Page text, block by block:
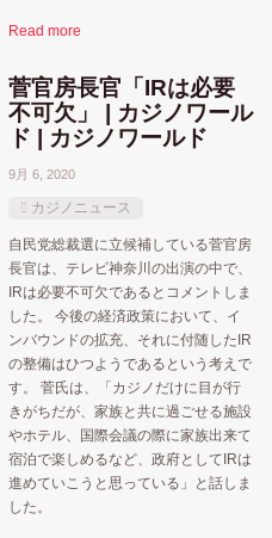
スサンズ 人気記事
北海道
大阪市 大阪府 宮城県
府 東京都 横浜 横
苫小牧市
選挙 長崎 長崎県
Read more
菅官房長官「IRは必要
不可欠」 | カジノワール
ド | カジノワールド
9月 6, 2020
カジノニュース
自民党総裁選に立候補している菅官房
長官は、テレビ神奈川の出演の中で、
IRは必要不可欠であるとコメントしま
した。 今後の経済政策において、イ
ンバウンドの拡充、それに付随したIR
の整備はひつようであるという考えで
す。 菅氏は、「カジノだけに目が行
きがちだが、家族と共に過ごせる施設
やホテル、国際会議の際に家族出来て
宿泊で楽しめるなど、政府としてIRは
進めていこうと思っている」と話しま
した。